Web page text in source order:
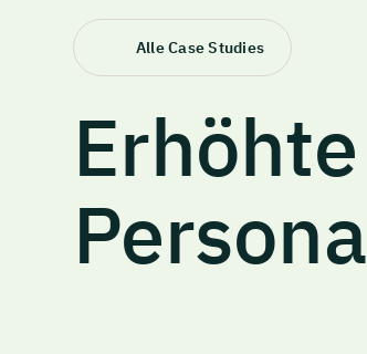
Alle Case Studies
Erhöhte
Persona